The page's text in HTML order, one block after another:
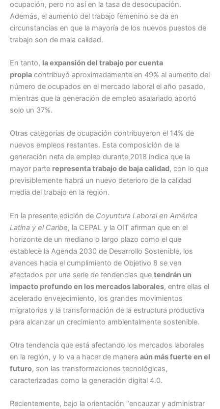
ocupación, pero no así en la tasa de desocupación.
Además, el aumento del trabajo femenino se da en
circunstancias en que la mayoría de los nuevos puestos de
trabajo son de mala calidad.
En tanto, la expansión del trabajo por cuenta
propia contribuyó aproximadamente en 49% al aumento del
número de ocupados en el mercado laboral el año pasado,
mientras que la generación de empleo asalariado aportó
solo un 37%.
Otras categorías de ocupación contribuyeron el 14% de
nuevos empleos restantes. Esta composición de la
generación neta de empleo durante 2018 indica que la
mayor parte representa trabajo de baja calidad, con lo que
previsiblemente habrá un nuevo deterioro de la calidad
media del trabajo en la región.
En la presente edición de Coyuntura Laboral en América
Latina y el Caribe, la CEPAL y la OIT afirman que en el
horizonte de un mediano o largo plazo como el que
establece la Agenda 2030 de Desarrollo Sostenible, los
avances hacia el cumplimiento de Objetivo 8 se ven
afectados por una serie de tendencias que tendrán un
impacto profundo en los mercados laborales, entre ellas el
acelerado envejecimiento, los grandes movimientos
migratorios y la transformación de la estructura productiva
para alcanzar un crecimiento ambientalmente sostenible.
Otra tendencia que está afectando los mercados laborales
en la región, y lo va a hacer de manera aún más fuerte en el
futuro, son las transformaciones tecnológicas,
caracterizadas como la generación digital 4.0.
Recientemente, bajo la orientación “encauzar y administrar